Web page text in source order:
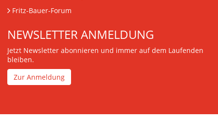
Fritz-Bauer-Forum
NEWSLETTER ANMELDUNG
Jetzt Newsletter abonnieren und immer auf dem Laufenden
bleiben.
Zur Anmeldung